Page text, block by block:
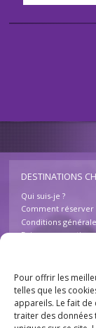
Pour offrir les
telles que les
appareils. Le fait
traiter des données
DESTINATIONS
Qui suis-je ?
Comment réserver
Conditions
Foire aux
INFOS
Mentions légales
Plan du site